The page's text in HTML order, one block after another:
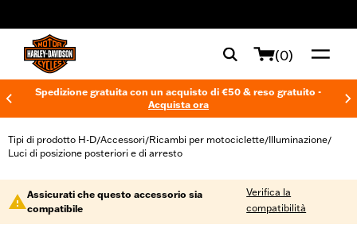
(0)
Spedizione gratuita con un acquisto di €50 & reso gratuito -
Acquista ora
Tipi di prodotto H-D/Accessori/Ricambi per motociclette/Illuminazione/
Luci di posizione posteriori e di arresto
Assicurati che questo accessorio sia
compatibile
Verifica la
compatibilità